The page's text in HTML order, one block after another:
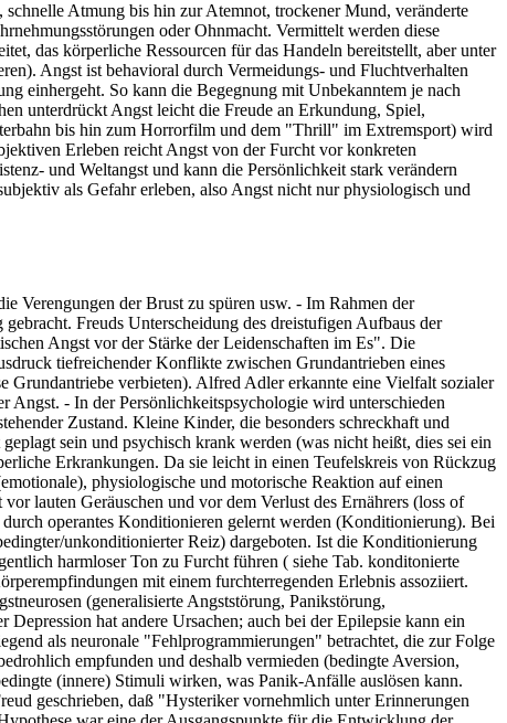
Atmung bis hin zur Atemnot, trockener Mund, veränderte
oder Ohnmacht. Vermittelt werden diese
das körperliche Ressourcen für das Handeln bereitstellt, aber unter
Angst ist behavioral durch Vermeidungs- und Fluchtverhalten
einhergeht. So kann die Begegnung mit Unbekanntem je nach
unterdrückt Angst leicht die Freude an Erkundung, Spiel,
bis hin zum Horrorfilm und dem "Thrill" im Extremsport) wird
Erleben reicht Angst von der Furcht vor konkreten
und Weltangst und kann die Persönlichkeit stark verändern
als Gefahr erleben, also Angst nicht nur physiologisch und
Verengungen der Brust zu spüren usw. - Im Rahmen der
Freuds Unterscheidung des dreistufigen Aufbaus der
Angst vor der Stärke der Leidenschaften im Es". Die
tiefreichender Konflikte zwischen Grundantrieben eines
Grundantriebe verbieten). Alfred Adler erkannte eine Vielfalt sozialer
- In der Persönlichkeitspsychologie wird unterschieden
Zustand. Kleine Kinder, die besonders schreckhaft und
sein und psychisch krank werden (was nicht heißt, dies sei ein
Erkrankungen. Da sie leicht in einen Teufelskreis von Rückzug
physiologische und motorische Reaktion auf einen
lauten Geräuschen und vor dem Verlust des Ernährers (loss of
operantes Konditionieren gelernt werden (Konditionierung). Bei
unkonditionierter Reiz) dargeboten. Ist die Konditionierung
harmloser Ton zu Furcht führen ( siehe Tab. konditonierte
mit einem furchterregenden Erlebnis assoziiert.
(generalisierte Angststörung, Panikstörung,
hat andere Ursachen; auch bei der Epilepsie kann ein
als neuronale "Fehlprogrammierungen" betrachtet, die zur Folge
empfunden und deshalb vermieden (bedingte Aversion,
(innere) Stimuli wirken, was Panik-Anfälle auslösen kann.
geschrieben, daß "Hysteriker vornehmlich unter Erinnerungen